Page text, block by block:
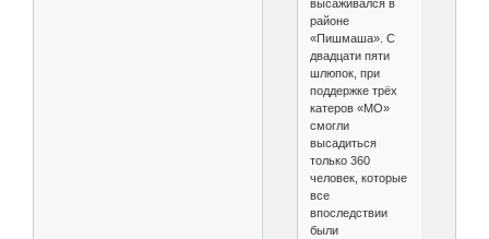
высаживался в
районе
«Пишмаша». С
двадцати пяти
шлюпок, при
поддержке трёх
катеров «МО»
смогли
высадиться
только 360
человек, которые
все
впоследствии
были